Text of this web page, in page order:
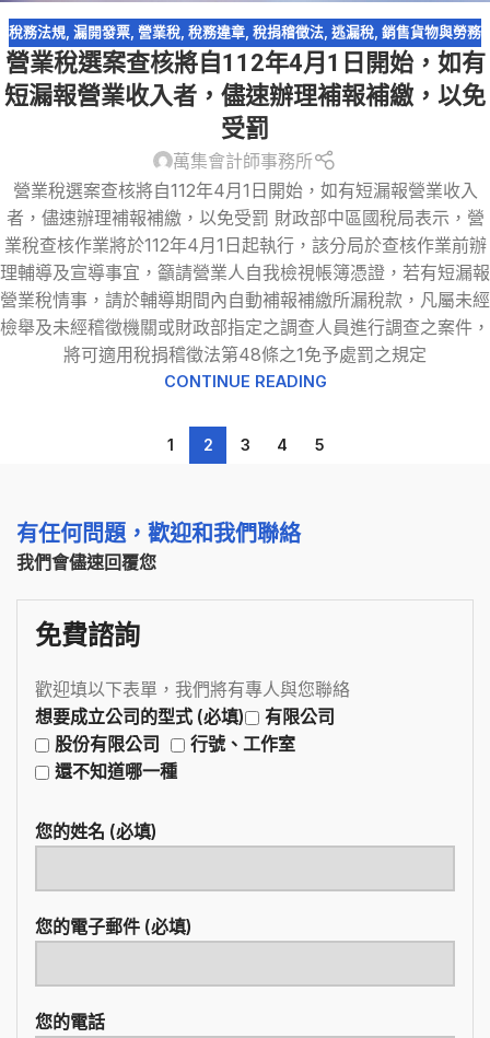
稅務法規, 漏開發票, 營業稅, 稅務違章, 稅捐稽徵法, 逃漏稅, 銷售貨物與勞務
營業稅選案查核將自112年4月1日開始，如有
短漏報營業收入者，儘速辦理補報補繳，以免
受罰
萬集會計師事務所
營業稅選案查核將自112年4月1日開始，如有短漏報營業收入
者，儘速辦理補報補繳，以免受罰 財政部中區國稅局表示，營
業稅查核作業將於112年4月1日起執行，該分局於查核作業前辦
理輔導及宣導事宜，籲請營業人自我檢視帳簿憑證，若有短漏報
營業稅情事，請於輔導期間內自動補報補繳所漏稅款，凡屬未經
檢舉及未經稽徵機關或財政部指定之調查人員進行調查之案件，
將可適用稅捐稽徵法第48條之1免予處罰之規定
CONTINUE READING
1 2 3 4 5
有任何問題，歡迎和我們聯絡
我們會儘速回覆您
免費諮詢
歡迎填以下表單，我們將有專人與您聯絡
想要成立公司的型式 (必填)
有限公司
股份有限公司
行號、工作室
還不知道哪一種
您的姓名 (必填)
您的電子郵件 (必填)
您的電話